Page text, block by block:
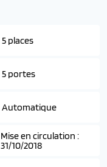
5 places
5 portes
Automatique
Mise en circulation :
31/10/2018